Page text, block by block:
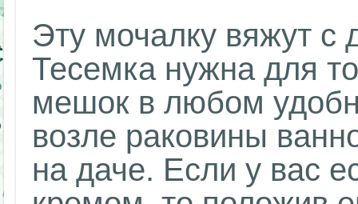
Эту мочалку вяжут с
Тесемка нужна для
мешок в любом
возле раковины
на даче. Если у вас